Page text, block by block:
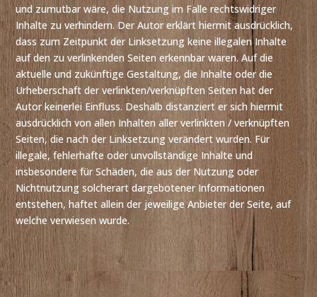
und zumutbar wäre, die Nutzung im Falle rechtswidriger
Inhalte zu verhindern. Der Autor erklärt hiermit ausdrücklich,
dass zum Zeitpunkt der Linksetzung keine illegalen Inhalte
auf den zu verlinkenden Seiten erkennbar waren. Auf die
aktuelle und zukünftige Gestaltung, die Inhalte oder die
Urheberschaft der verlinkten/verknüpften Seiten hat der
Autor keinerlei Einfluss. Deshalb distanziert er sich hiermit
ausdrücklich von allen Inhalten aller verlinkten / verknüpften
Seiten, die nach der Linksetzung verändert wurden. Für
illegale, fehlerhafte oder unvollständige Inhalte und
insbesondere für Schäden, die aus der Nutzung oder
Nichtnutzung solcherart dargebotener Informationen
entstehen, haftet allein der jeweilige Anbieter der Seite, auf
welche verwiesen wurde.